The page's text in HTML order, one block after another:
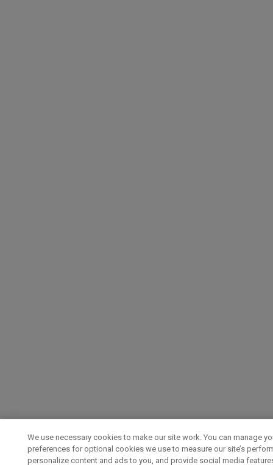
We use necessary cookies to make our site work. You can manage
preferences for optional cookies we use to measure our site’s
personalize content and ads to you, and provide social media